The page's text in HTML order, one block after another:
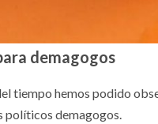
demagogos
tiempo hemos podido
políticos demagogos.